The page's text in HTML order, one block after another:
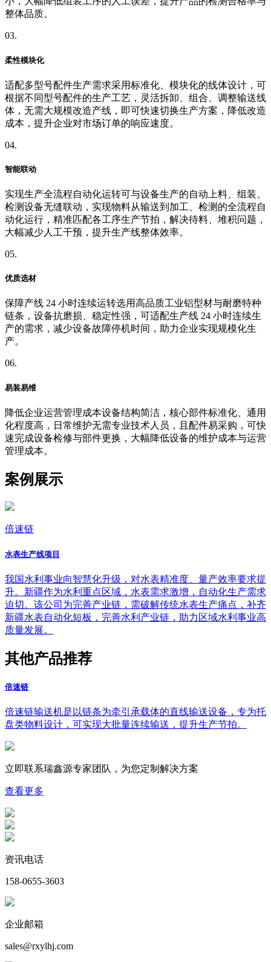
整体品质。
03.
柔性模块化
适配多型号配件生产需求采用标准化、模块化的线体设计，可
根据不同型号配件的生产工艺，灵活拆卸、组合、调整输送线
体，无需大规模改造产线，即可快速切换生产方案，降低改造
成本，提升企业对市场订单的响应速度。
04.
智能联动
实现生产全流程自动化运转可与设备生产的自动上料、组装、
检测设备无缝联动，实现物料从输送到加工、检测的全流程自
动化运行，精准匹配各工序生产节拍，解决待料、堆积问题，
大幅减少人工干预，提升生产线整体效率。
05.
优质选材
保障产线 24 小时连续运转选用高品质工业铝型材与耐磨特种
链条，设备抗磨损、稳定性强，可适配生产线 24 小时连续生
产的需求，减少设备故障停机时间，助力企业实现规模化生
产。
06.
易装易维
降低企业运营管理成本设备结构简洁，核心部件标准化、通用
化程度高，日常维护无需专业技术人员，且配件易采购，可快
速完成设备检修与部件更换，大幅降低设备的维护成本与运营
管理成本。
案例展示
倍速链
水表生产线项目
我国水利事业向智慧化升级，对水表精准度、量产效率要求提
升。新疆作为水利重点区域，水表需求激增，自动化生产需求
迫切。该公司为完善产业链，需破解传统水表生产痛点，补齐
新疆水表自动化短板，完善水利产业链，助力区域水利事业高
质量发展。
其他产品推荐
倍速链
倍速链输送机是以链条为牵引承载体的直线输送设备，专为托
盘类物料设计，可实现大批量连续输送，提升生产节拍。
立即联系瑞鑫源专家团队，为您定制 解决方案
查看更多
资讯电话
158-0655-3603
企业邮箱
sales@rxylhj.com